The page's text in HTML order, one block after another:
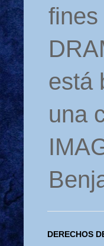
fines
está
una
DERECHOS